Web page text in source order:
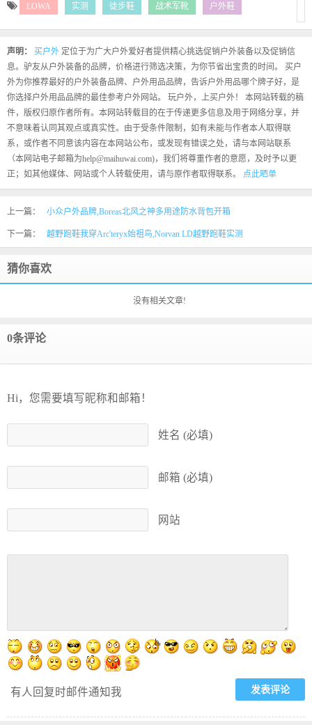
LOWA 实测 徒步鞋 战术军靴 户外鞋
声明： 买户外 定位于为广大户外爱好者提供精心挑选促销户外装备以及促销信
息。驴友从户外装备的品牌，价格进行筛选决策，为你节省出宝贵的时间。 买户
外为你推荐最好的户外装备品牌、户外用品品牌，告诉户外用品哪个牌子好，是
你选择户外用品品牌的最佳参考户外网站。 玩户外，上买户外！ 本网站转载的稿
件，版权归原作者所有。本网站转载目的在于传递更多信息及用于网络分享，并
不意味着认同其观点或真实性。由于受条件限制，如有未能与作者本人取得联
系，或作者不同意该内容在本网站公布，或发现有错误之处，请与本网站联系
（本网站电子邮箱为help@maihuwai.com)，我们将尊重作者的意愿，及时予以更
正；如其他媒体、网站或个人转载使用，请与原作者取得联系。 点此晒单
上一篇： 小众户外品牌,Boreas北风之神多用途防水背包开箱
下一篇： 越野跑鞋我穿Arc'teryx始祖鸟,Norvan LD越野跑鞋实测
猜你喜欢
没有相关文章!
0条评论
Hi，您需要填写昵称和邮箱！
姓名 (必填)
邮箱 (必填)
网站
有人回复时邮件通知我